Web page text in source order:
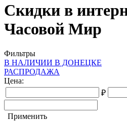
Скидки в
Часовой Мир
Фильтры
В НАЛИЧИИ В ДОНЕЦКЕ
РАСПРОДАЖА
Цена:
₽
Применить